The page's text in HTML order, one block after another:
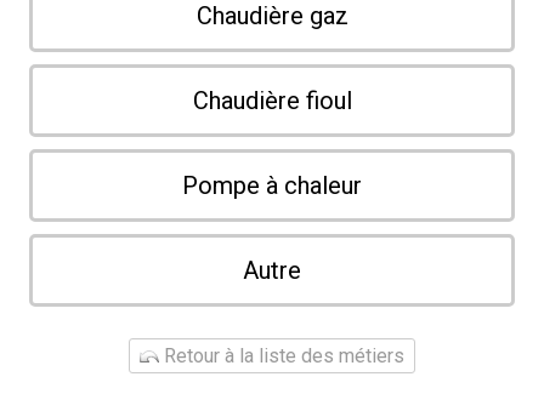
Chaudière gaz
Chaudière fioul
Pompe à chaleur
Autre
Retour à la liste des métiers